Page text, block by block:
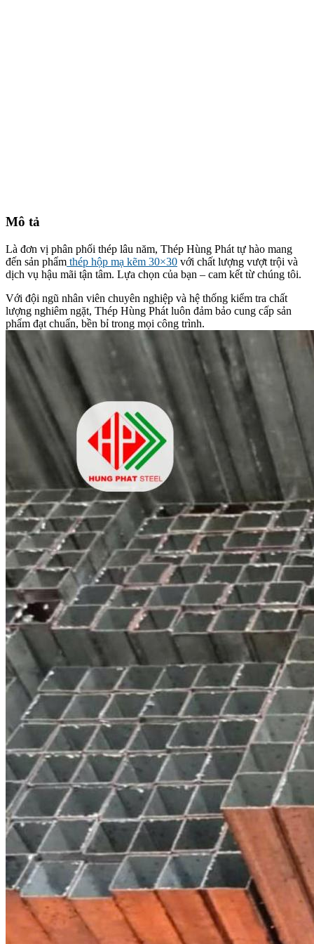
Mô tả
Là đơn vị phân phối thép lâu năm, Thép Hùng Phát tự hào mang
đến sản phẩm thép hộp mạ kẽm 30×30 với chất lượng vượt trội và
dịch vụ hậu mãi tận tâm. Lựa chọn của bạn – cam kết từ chúng tôi.
Với đội ngũ nhân viên chuyên nghiệp và hệ thống kiểm tra chất
lượng nghiêm ngặt, Thép Hùng Phát luôn đảm bảo cung cấp sản
phẩm đạt chuẩn, bền bỉ trong mọi công trình.